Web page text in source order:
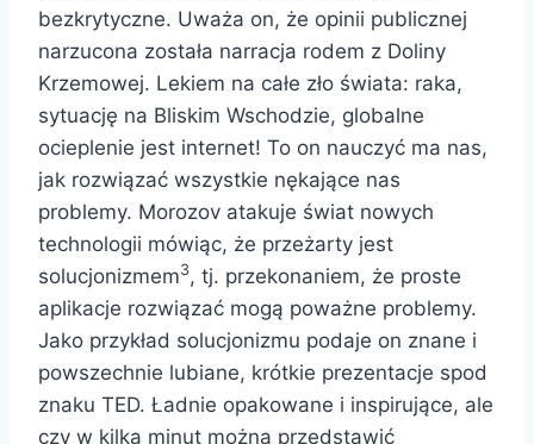
bezkrytyczne. Uważa on, że opinii publicznej
narzucona została narracja rodem z Doliny
Krzemowej. Lekiem na całe zło świata: raka,
sytuację na Bliskim Wschodzie, globalne
ocieplenie jest internet! To on nauczyć ma nas,
jak rozwiązać wszystkie nękające nas
problemy. Morozov atakuje świat nowych
technologii mówiąc, że przeżarty jest
solucjonizmem3, tj. przekonaniem, że proste
aplikacje rozwiązać mogą poważne problemy.
Jako przykład solucjonizmu podaje on znane i
powszechnie lubiane, krótkie prezentacje spod
znaku TED. Ładnie opakowane i inspirujące, ale
czy w kilka minut można przedstawić